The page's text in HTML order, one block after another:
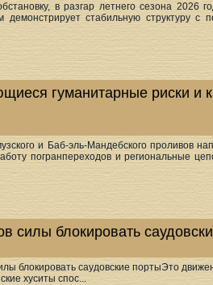
в разгар летнего сезона 2026
стабильную структуру с
гуманитарные риски и
и Баб-эль-Мандебского проливов
погранпереходов и региональные
силы блокировать
блокировать саудовские портыЭто
хуситы спос...